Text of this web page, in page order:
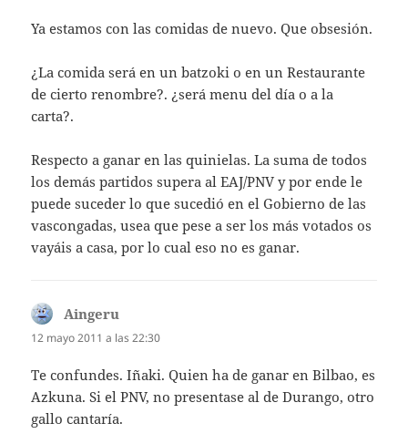
Ya estamos con las comidas de nuevo. Que obsesión.
¿La comida será en un batzoki o en un Restaurante
de cierto renombre?. ¿será menu del día o a la
carta?.
Respecto a ganar en las quinielas. La suma de todos
los demás partidos supera al EAJ/PNV y por ende le
puede suceder lo que sucedió en el Gobierno de las
vascongadas, usea que pese a ser los más votados os
vayáis a casa, por lo cual eso no es ganar.
Aingeru
12 mayo 2011 a las 22:30
Te confundes. Iñaki. Quien ha de ganar en Bilbao, es
Azkuna. Si el PNV, no presentase al de Durango, otro
gallo cantaría.